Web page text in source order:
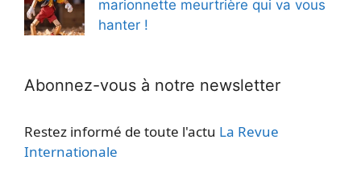
marionnette meurtrière qui va vous
hanter !
Abonnez-vous à notre newsletter
Restez informé de toute l'actu La Revue
Internationale